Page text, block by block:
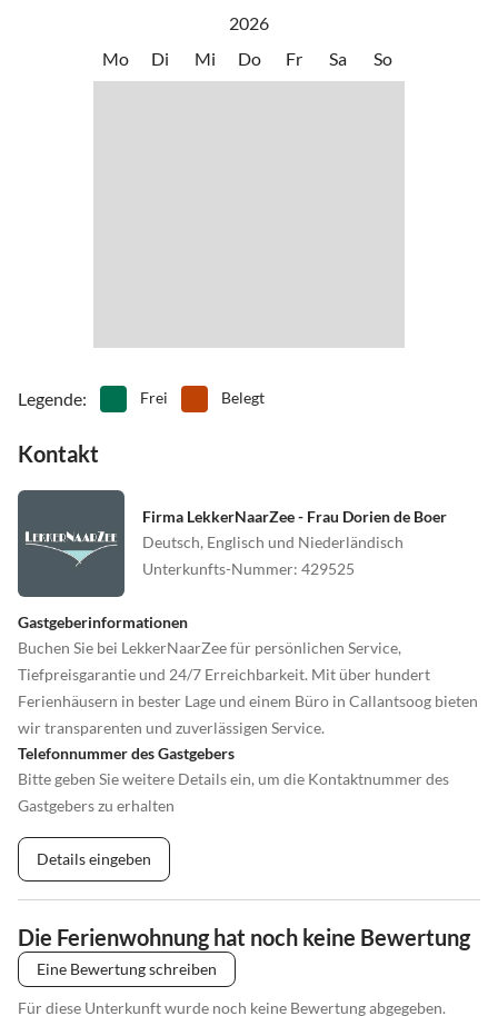
2026
Mo
Di Mi Do Fr Sa So
Legende: Frei Belegt
Kontakt
Firma LekkerNaarZee - Frau Dorien de Boer
Deutsch, Englisch und Niederländisch
Unterkunfts-Nummer: 429525
Gastgeberinformationen
Buchen Sie bei LekkerNaarZee für persönlichen Service,
Tiefpreisgarantie und 24/7 Erreichbarkeit. Mit über hundert
Ferienhäusern in bester Lage und einem Büro in Callantsoog bieten
wir transparenten und zuverlässigen Service.
Telefonnummer des Gastgebers
Bitte geben Sie weitere Details ein, um die Kontaktnummer des
Gastgebers zu erhalten
Details eingeben
Die Ferienwohnung hat noch keine Bewertung
Eine Bewertung schreiben
Für diese Unterkunft wurde noch keine Bewertung abgegeben.